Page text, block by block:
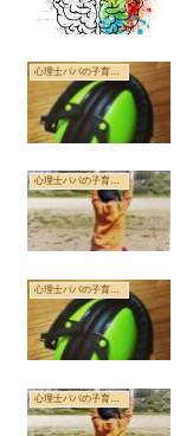
心理士パパの子育て、教育、対人支援もろもろ雑記帳
心理士パパの子育て、教育、対人支援もろもろ雑記帳
心理士パパの子育て、教育、対人支援もろもろ雑記帳
心理士パパの子育て、教育、対人支援もろもろ雑記帳